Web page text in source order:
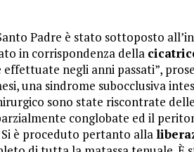
Padre è stato sottoposto
in corrispondenza della
negli anni passati”,
una sindrome subocclusiva
sono state riscontrate
conglobate ed il
è proceduto pertanto alla